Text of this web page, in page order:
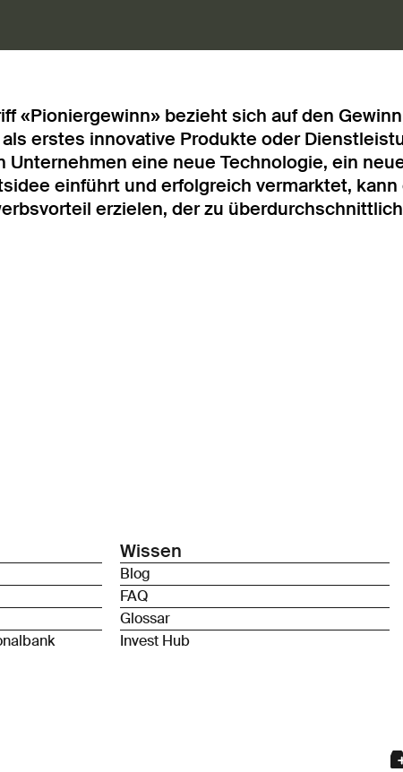
«Pioniergewinn» bezieht sich auf den
erstes innovative Produkte oder
Unternehmen eine neue Technologie, ein
einführt und erfolgreich vermarktet,
erzielen, der zu
Wissen
Blog
FAQ
Glossar
Invest Hub